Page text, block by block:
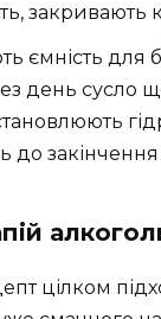
ємність для
день сусло
до
цілком